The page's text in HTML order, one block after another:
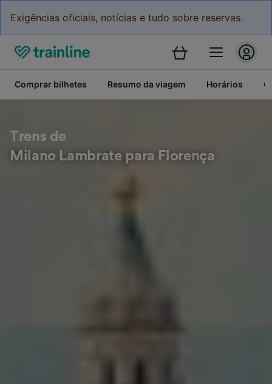
Exigências oficiais, notícias e tudo sobre reservas.
Comprar bilhetes Resumo da viagem Horários
Trens de
Milano Lambrate para Florença